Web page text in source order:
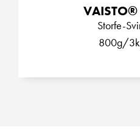
Storfe-
800g/